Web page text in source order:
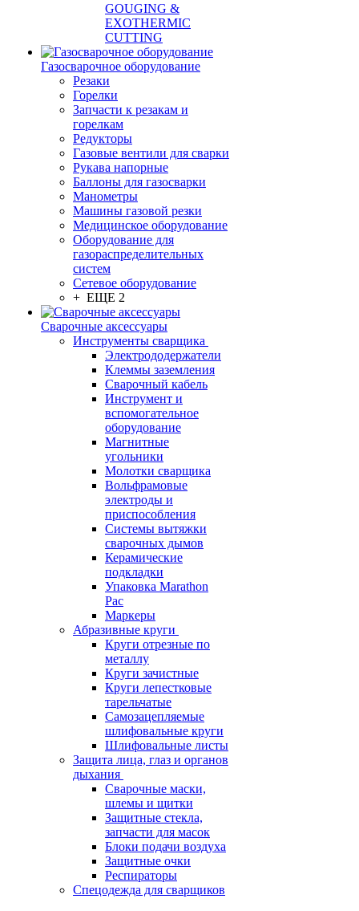
GOUGING &
EXOTHERMIC
CUTTING
Газосварочное оборудование
Резаки
Горелки
Запчасти к резакам и
горелкам
Редукторы
Газовые вентили для сварки
Рукава напорные
Баллоны для газосварки
Манометры
Машины газовой резки
Медицинское оборудование
Оборудование для
газораспределительных
систем
Сетевое оборудование
+ ЕЩЕ 2
Сварочные аксессуары
Инструменты сварщика
Электрододержатели
Клеммы заземления
Сварочный кабель
Инструмент и
вспомогательное
оборудование
Магнитные
угольники
Молотки сварщика
Вольфрамовые
электроды и
приспособления
Системы вытяжки
сварочных дымов
Керамические
подкладки
Упаковка Marathon
Pac
Маркеры
Абразивные круги
Круги отрезные по
металлу
Круги зачистные
Круги лепестковые
тарельчатые
Самозацепляемые
шлифовальные круги
Шлифовальные листы
Защита лица, глаз и органов
дыхания
Сварочные маски,
шлемы и щитки
Защитные стекла,
запчасти для масок
Блоки подачи воздуха
Защитные очки
Респираторы
Спецодежда для сварщиков